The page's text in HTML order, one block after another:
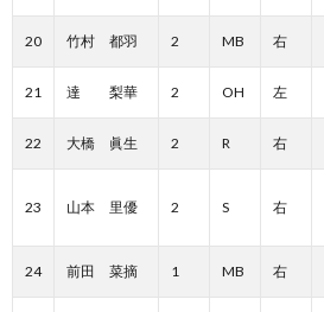
20 竹村 都羽 2 MB 右
21 達 梨華 2 OH 左
22 大橋 眞生 2 R 右
23 山本 里優 2 S 右
24 前田 菜摘 1 MB 右